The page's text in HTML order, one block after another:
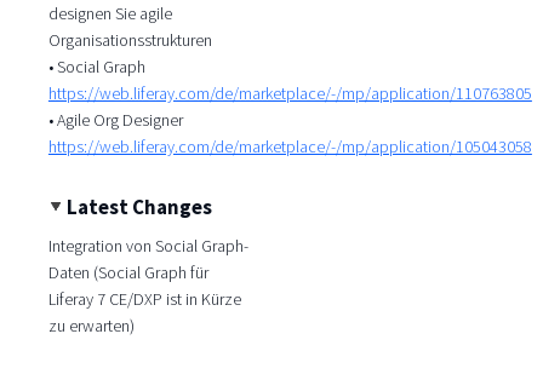
designen Sie agile
Organisationsstrukturen
• Social Graph
https://web.liferay.com/de/marketplace/-/mp/application/110763805
• Agile Org Designer
https://web.liferay.com/de/marketplace/-/mp/application/105043058
Latest Changes
Integration von Social Graph-
Daten (Social Graph für
Liferay 7 CE/DXP ist in Kürze
zu erwarten)